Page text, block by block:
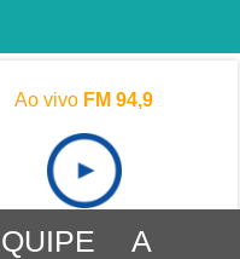
Ao vivo FM 94,9
A